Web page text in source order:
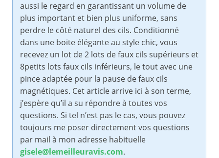
aussi le regard en garantissant un volume de
plus important et bien plus uniforme, sans
perdre le côté naturel des cils. Conditionné
dans une boite élégante au style chic, vous
recevez un lot de 2 lots de faux cils supérieurs et
8petits lots faux cils inférieurs, le tout avec une
pince adaptée pour la pause de faux cils
magnétiques. Cet article arrive ici à son terme,
j’espère qu’il a su répondre à toutes vos
questions. Si tel n’est pas le cas, vous pouvez
toujours me poser directement vos questions
par mail à mon adresse habituelle
gisele@lemeilleuravis.com.